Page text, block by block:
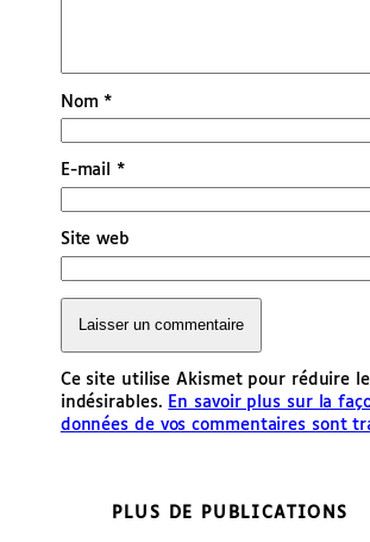
Nom*
E-mail*
Site web
Ce site utilise Akismet pour réduire
indésirables. En savoir plus sur la
données de vos commentaires sont
PLUS DE PUBLICATIONS